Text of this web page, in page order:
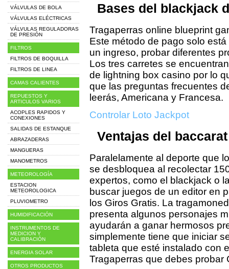
Bases del blackjack
Tragaperras online blueprint
Este método de pago solo
un ingreso, probar diferentes
Los tres carretes se
de lightning box casino por lo
que las preguntas frecuentes
leerás, Americana y Francesa.
Controlar Loto Jackpot
Ventajas del
Paralelamente al deporte que
se desbloquea al recolectar
expertos, como el blackjack o
buscar juegos de un editor en
los Giros Gratis. La
presenta algunos personajes
ayudarán a ganar hermosos
simplemente tiene que iniciar
tableta que esté instalado con
Tragaperras que debes probar
VÁLVULAS DE BOLA
VÁLVULAS ELÉCTRICAS
VÁLVULAS REGULADORAS
DE PRESIÓN
FILTROS
FILTROS DE BOQUILLA
FILTROS DE LINEA
CAMAS CALIENTES
REPUESTOS Y
ARTICULOS VARIOS
ACOPLES RAPIDOS Y
CONEXIONES
SALIDAS DE ESTANQUE
ABRAZADERAS
MANGUERAS
MANOMETROS
METEOROLOGÍA
ESTACION
METEOROLOGICA
PLUVIOMETRO
HUMIDIFICACIÓN
INSTRUMENTOS DE
MEDICION Y
CALIBRACIÓN
ENERGIA SOLAR
OTROS PRODUCTOS